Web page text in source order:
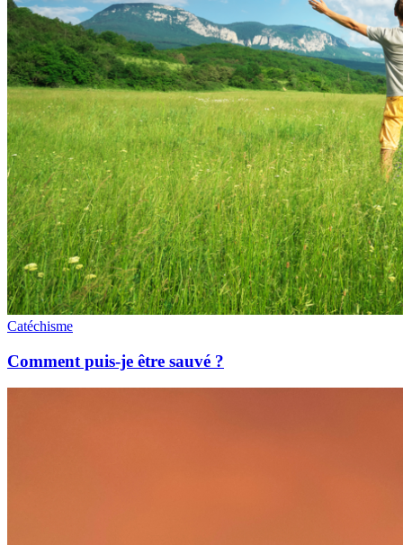
Catéchisme
Comment puis-je être sauvé ?